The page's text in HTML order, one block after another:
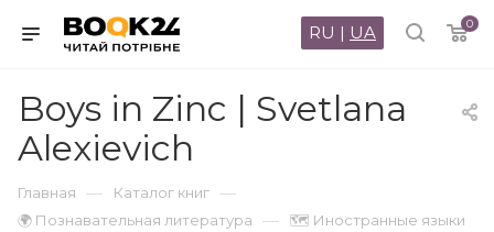
0
RU | UA
Boys in Zinc | Svetlana
Alexievich
Главная — Каталог книг —
🌍 Познавательная литература — 🗺 Иностранные языки